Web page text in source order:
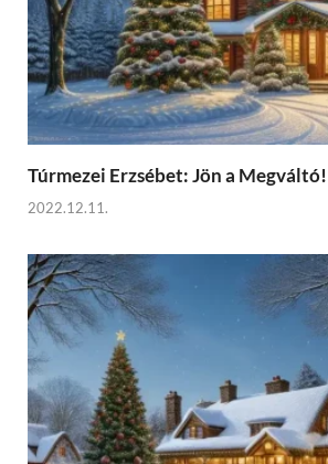
Túrmezei Erzsébet: Jön a Megváltó!
2022.12.11.